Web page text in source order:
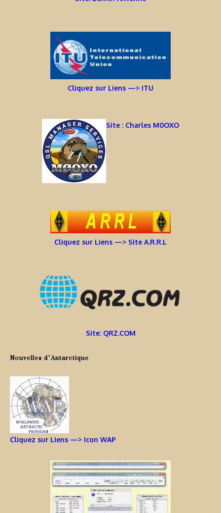
Cliquez sur Liens —> ITU
Site : Charles M0OXO
Cliquez sur Liens —> Site A.R.R.L
Site: QRZ.COM
Nouvelles d’Antarctique
Cliquez sur Liens —> Icon WAP